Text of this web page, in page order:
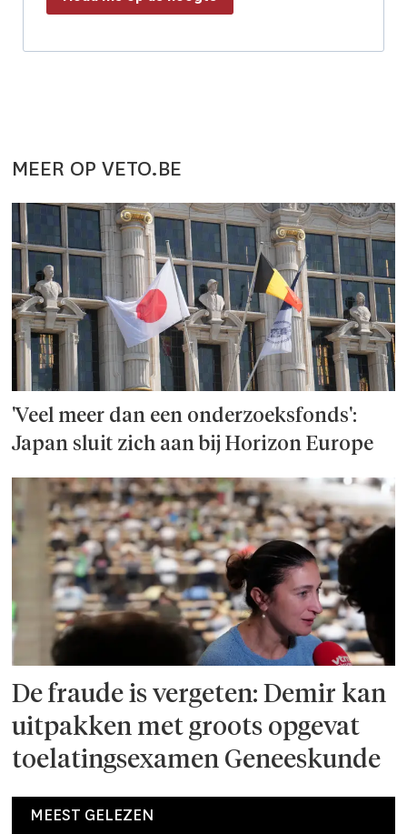
MEER OP VETO.BE
'Veel meer dan een onderzoeks­fonds':
Japan sluit zich aan bij Horizon Europe
De fraude is vergeten: Demir kan
uitpakken met groots opgevat
toelatingsexamen Geneeskunde
MEEST GELEZEN